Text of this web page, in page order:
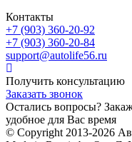
Контакты
+7 (903) 360-20-92
+7 (903) 360-20-84
support@autolife56.ru
Получить консультацию
Заказать звонок
Остались вопросы?
удобное для Вас время
© Copyright 2013-2026